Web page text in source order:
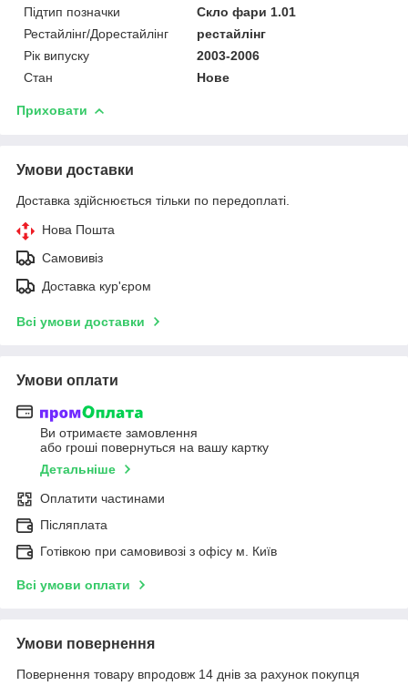
Підтип позначки
Скло фари 1.01
Рестайлінг/Дорестайлінг
рестайлінг
Рік випуску
2003-2006
Стан
Нове
Приховати
Умови доставки
Доставка здійснюється тільки по передоплаті.
Нова Пошта
Самовивіз
Доставка кур'єром
Всі умови доставки
Умови оплати
Ви отримаєте замовлення
або гроші повернуться на вашу картку
Детальніше
Оплатити частинами
Післяплата
Готівкою при самовивозі з офісу м. Київ
Всі умови оплати
Умови повернення
Повернення товару впродовж 14 днів за рахунок покупця